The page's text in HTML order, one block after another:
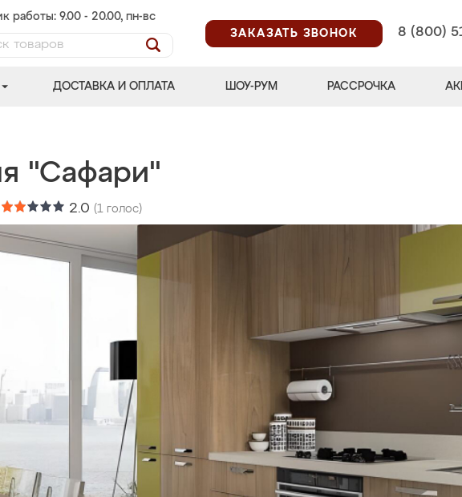
работы: 9.00 - 20.00, пн-вс
ЗАКАЗАТЬ ЗВОНОК
8 (800)
ДОСТАВКА И ОПЛАТА ШОУ-РУМ РАССРОЧКА
"Сафари"
2.0 (1 голос)